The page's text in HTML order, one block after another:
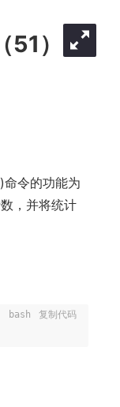
）:
令的功能为
，并将统计
bash 复制代码